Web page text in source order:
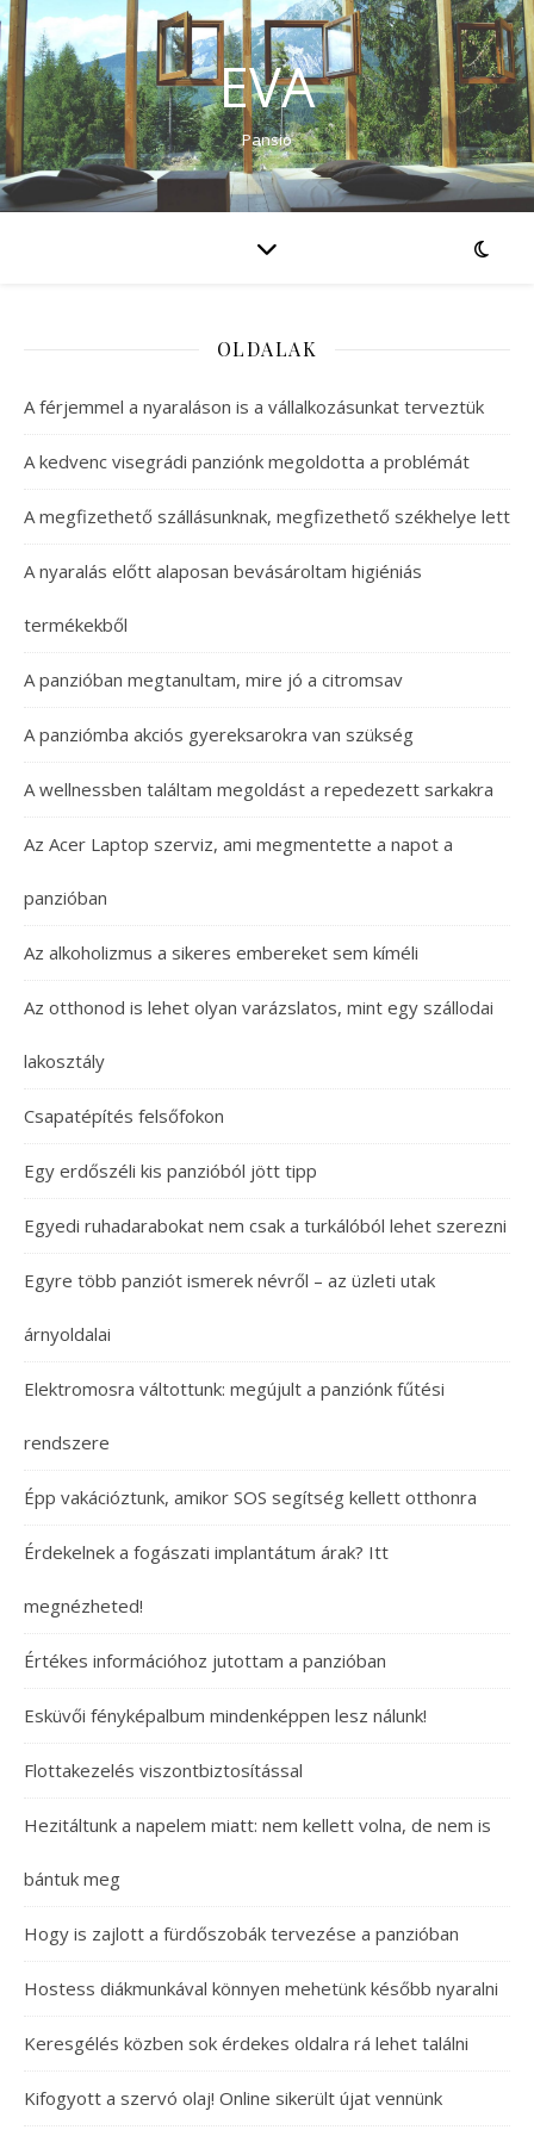
EVA
Pansio
OLDALAK
A férjemmel a nyaraláson is a vállalkozásunkat terveztük
A kedvenc visegrádi panziónk megoldotta a problémát
A megfizethető szállásunknak, megfizethető székhelye lett
A nyaralás előtt alaposan bevásároltam higiéniás
termékekből
A panzióban megtanultam, mire jó a citromsav
A panziómba akciós gyereksarokra van szükség
A wellnessben találtam megoldást a repedezett sarkakra
Az Acer Laptop szerviz, ami megmentette a napot a
panzióban
Az alkoholizmus a sikeres embereket sem kíméli
Az otthonod is lehet olyan varázslatos, mint egy szállodai
lakosztály
Csapatépítés felsőfokon
Egy erdőszéli kis panzióból jött tipp
Egyedi ruhadarabokat nem csak a turkálóból lehet szerezni
Egyre több panziót ismerek névről – az üzleti utak
árnyoldalai
Elektromosra váltottunk: megújult a panziónk fűtési
rendszere
Épp vakációztunk, amikor SOS segítség kellett otthonra
Érdekelnek a fogászati implantátum árak? Itt
megnézheted!
Értékes információhoz jutottam a panzióban
Esküvői fényképalbum mindenképpen lesz nálunk!
Flottakezelés viszontbiztosítással
Hezitáltunk a napelem miatt: nem kellett volna, de nem is
bántuk meg
Hogy is zajlott a fürdőszobák tervezése a panzióban
Hostess diákmunkával könnyen mehetünk később nyaralni
Keresgélés közben sok érdekes oldalra rá lehet találni
Kifogyott a szervó olaj! Online sikerült újat vennünk